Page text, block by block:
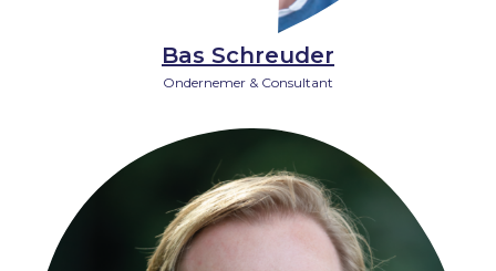
Bas Schreuder
Ondernemer & Consultant